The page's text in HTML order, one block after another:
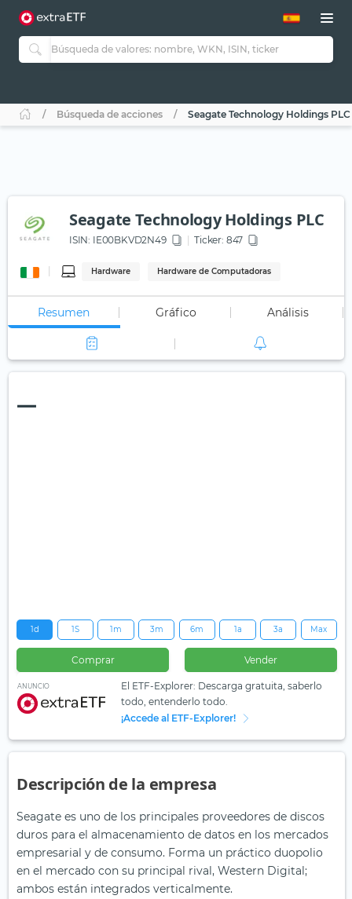
Búsqueda de acciones Seagate Technology Holdings PLC
Seagate Technology Holdings PLC
ISIN: IE00BKVD2N49 Ticker: 847
Hardware Hardware de Computadoras
Resumen Gráfico Análisis
—
1d 1S 1m 3m 6m 1a 3a Max
Comprar Vender
ANUNCIO
El ETF-Explorer: Descarga gratuita, saberlo
todo, entenderlo todo.
¡Accede al ETF-Explorer!
Descripción de la empresa
Seagate es uno de los principales proveedores de discos
duros para el almacenamiento de datos en los mercados
empresarial y de consumo. Forma un práctico duopolio
en el mercado con su principal rival, Western Digital;
ambos están integrados verticalmente.